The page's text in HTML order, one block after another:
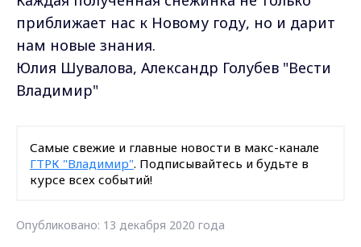
приближает нас к Новому году, но и дарит
нам новые знания.
Юлия Шувалова, Александр Голубев "Вести
Владимир"
Самые свежие и главные новости в макс-канале
ГТРК "Владимир". Подписывайтесь и будьте в
курсе всех событий!
Опубликовано: 13 декабря 2020 года